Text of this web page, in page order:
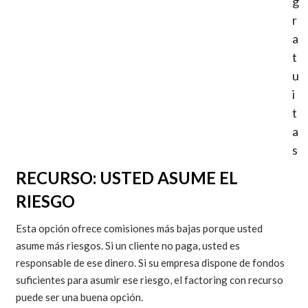
r
a
t
u
i
t
a
s
RECURSO: USTED ASUME EL
RIESGO
Esta opción ofrece comisiones más bajas porque usted
asume más riesgos. Si un cliente no paga, usted es
responsable de ese dinero. Si su empresa dispone de fondos
suficientes para asumir ese riesgo, el factoring con recurso
puede ser una buena opción.